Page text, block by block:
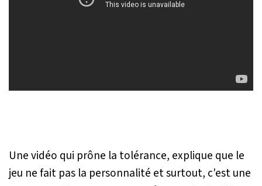
Une vidéo qui prône la tolérance, explique que le
jeu ne fait pas la personnalité et surtout, c'est une